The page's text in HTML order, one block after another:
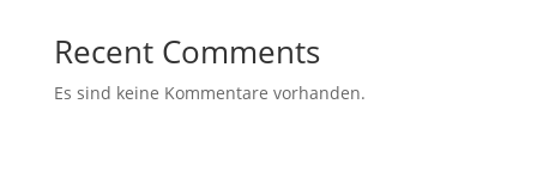
Recent Comments
Es sind keine Kommentare vorhanden.